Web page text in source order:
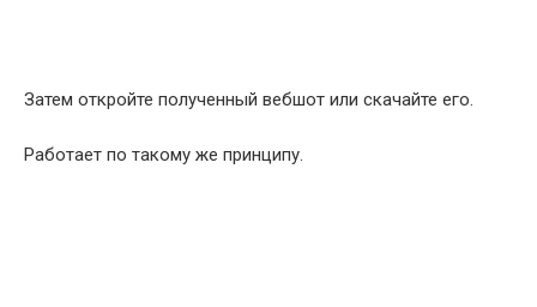
Затем откройте полученный вебшот или скачайте его.
Работает по такому же принципу.